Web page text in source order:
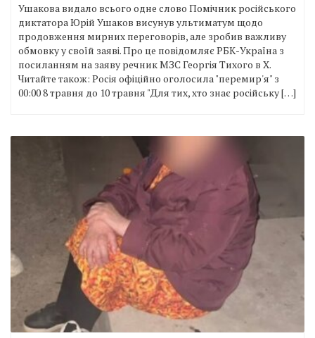
Ушакова видало всього одне слово Помічник російського
диктатора Юрій Ушаков висунув ультиматум щодо
продовження мирних переговорів, але зробив важливу
обмовку у своїй заяві. Про це повідомляє РБК-Україна з
посиланням на заяву речник МЗС Георгія Тихого в X.
Читайте також: Росія офіційно оголосила "перемир'я" з
00:00 8 травня до 10 травня "Для тих, хто знає російську […]